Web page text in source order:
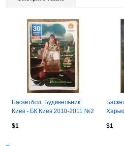
Баскетбол. Будивельник
Киев - БК Киев 2010-2011 №2
$1
$1